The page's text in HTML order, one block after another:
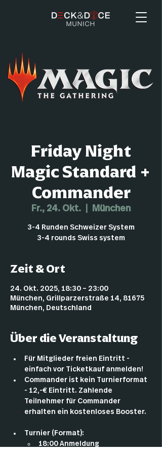
Friday Night
Magic Standard +
Commander
Fr., 24. Okt. München
3-4 Runden Schweizer System
3-4 rounds Swiss system
Zeit & Ort
24. Okt. 2025, 18:30 – 23:00
München, Grillparzerstraße 14, 81675
München, Deutschland
Über die Veranstaltung
Für Mitglieder freien Eintritt -
einfach vor Ticketkauf anmelden!
Commander ist kein Turnierformat
- 12,-€ Eintritt. Zahlende
Teilnehmer für Commander
erhalten ein kostenloses Booster.
Turnier (Format):
18:00 Anmeldung